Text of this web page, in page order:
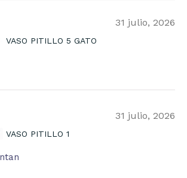
31 julio, 2026
VASO PITILLO 5 GATO
31 julio, 2026
VASO PITILLO 1